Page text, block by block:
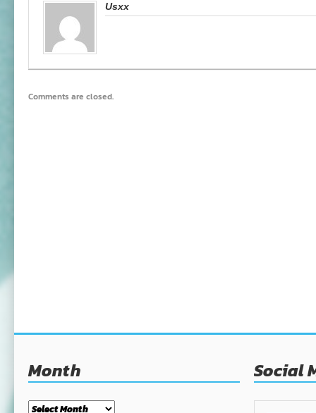
Usxx
Comments are closed.
Month
Month
Social